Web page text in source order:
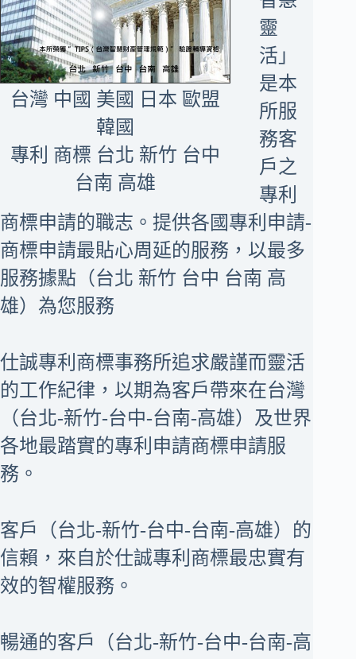
台灣 中國 美國 日本 歐盟
韓國
專利 商標 台北 新竹 台中
台南 高雄
靈
活」
是本
所服
務客
戶之
專利
商標申請的職志。提供各國專利申請-
商標申請最貼心周延的服務，以最多
服務據點（台北 新竹 台中 台南 高
雄）為您服務
仕誠專利商標事務所追求嚴謹而靈活
的工作紀律，以期為客戶帶來在台灣
（台北-新竹-台中-台南-高雄）及世界
各地最踏實的專利申請商標申請服
務。
客戶（台北-新竹-台中-台南-高雄）的
信賴，來自於仕誠專利商標最忠實有
效的智權服務。
暢通的客戶（台北-新竹-台中-台南-高